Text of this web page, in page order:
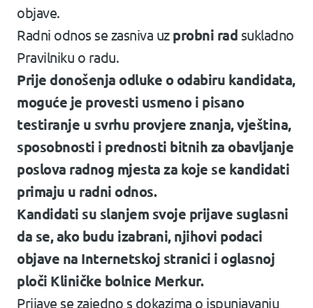
objave.
Radni odnos se zasniva uz probni rad sukladno
Pravilniku o radu.
Prije donošenja odluke o odabiru kandidata,
moguće je provesti usmeno i pisano
testiranje u svrhu provjere znanja, vještina,
sposobnosti i prednosti bitnih za obavljanje
poslova radnog mjesta za koje se kandidati
primaju u radni odnos.
Kandidati su slanjem svoje prijave suglasni
da se, ako budu izabrani, njihovi podaci
objave na Internetskoj stranici i oglasnoj
ploči Kliničke bolnice Merkur.
Prijave se zajedno s dokazima o ispunjavanju